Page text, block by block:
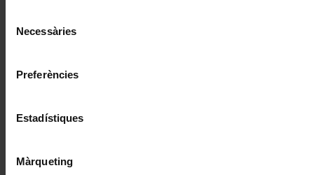
Necessàries
Preferències
Estadístiques
Màrqueting